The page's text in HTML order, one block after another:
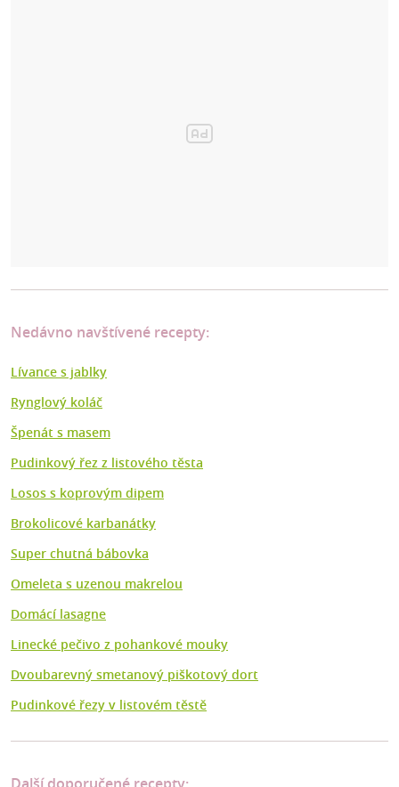
Nedávno navštívené recepty:
Lívance s jablky
Rynglový koláč
Špenát s masem
Pudinkový řez z listového těsta
Losos s koprovým dipem
Brokolicové karbanátky
Super chutná bábovka
Omeleta s uzenou makrelou
Domácí lasagne
Linecké pečivo z pohankové mouky
Dvoubarevný smetanový piškotový dort
Pudinkové řezy v listovém těstě